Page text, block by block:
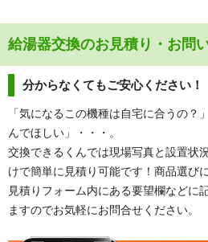
給湯器交換のお見積り・お問
分からなくてもご安心ください！
「気になるこの機種は自宅に合うの？
んでほしい」・・・。
交換できるくんでは現場写真と設置状
けで簡単に見積り可能です！商品選び
見積りフォーム内にある要望欄などに
ますのでお気軽にお問合せください。